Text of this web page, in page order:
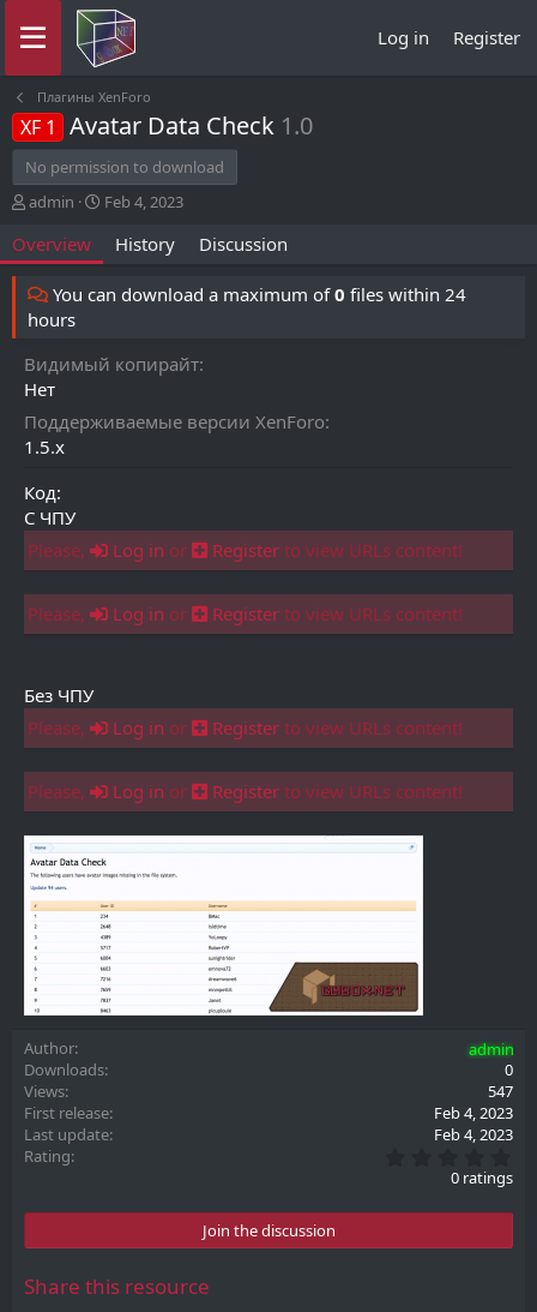
Log in Register
Плагины XenForo
XF 1 Avatar Data Check 1.0
No permission to download
A
t
h
o
r
admin
C
t
d
t
Feb 4, 2023
Overview History Discussion
You can download a maximum of0 files within 24
hours
Видимый копирайт
Нет
Поддерживаемые версии XenForo
1.5.x
Код:
С ЧПУ
Please,
Log in or Register to view URLs content!
Please, Log in or Register to view URLs content!
Без ЧПУ
Please,
Log in or Register to view URLs content!
Please, Log in or Register to view URLs content!
Author
admin
Downloads
0
Views
547
First release
Feb 4, 2023
Last update
Feb 4, 2023
Rating
.
0
t
0 ratings
Join the discussion
Share this resource